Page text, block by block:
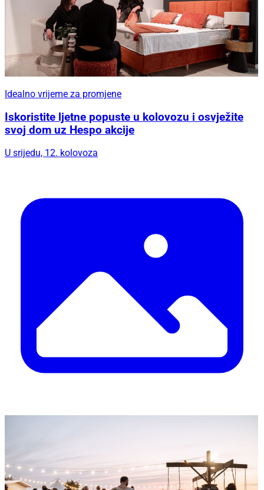
Idealno vrijeme za promjene
Iskoristite ljetne popuste u kolovozu i osvježite
svoj dom uz Hespo akcije
U srijedu, 12. kolovoza